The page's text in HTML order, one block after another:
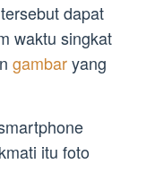
dapat
waktu singkat
gambaryang
itu foto